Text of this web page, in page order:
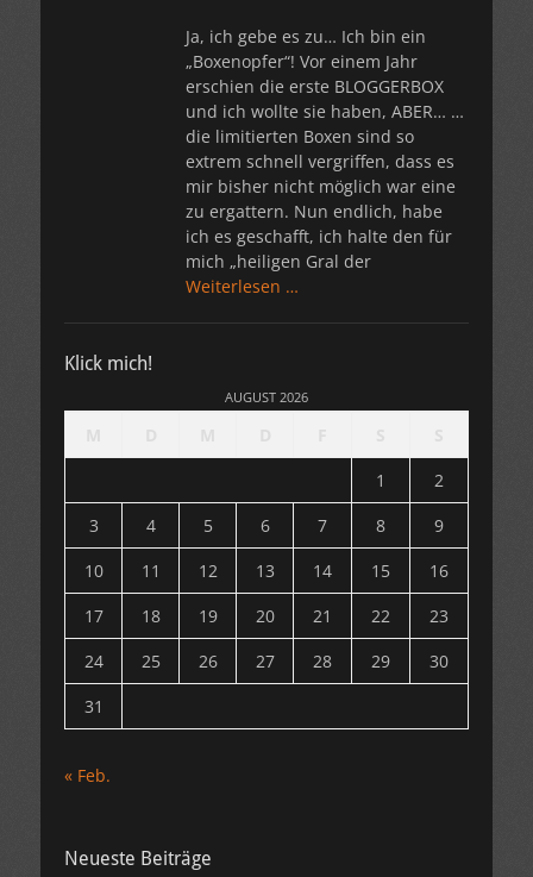
Ja, ich gebe es zu… Ich bin ein
„Boxenopfer“! Vor einem Jahr
erschien die erste BLOGGERBOX
und ich wollte sie haben, ABER… …
die limitierten Boxen sind so
extrem schnell vergriffen, dass es
mir bisher nicht möglich war eine
zu ergattern. Nun endlich, habe
ich es geschafft, ich halte den für
mich „heiligen Gral der
Weiterlesen …
Klick mich!
AUGUST 2026
1
2
3
4 5 6 7 8
9
10
11 12 13 14 15
16
17
18 19 20 21 22
23
24
25 26 27 28 29
30
31
« Feb.
Neueste Beiträge